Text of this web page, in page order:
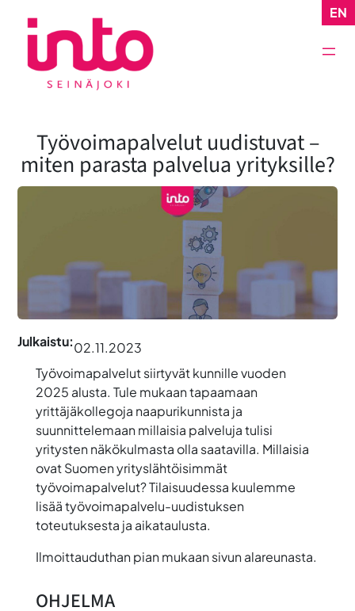
sisältöön
EN
Työvoimapalvelut uudistuvat –
miten parasta palvelua yrityksille?
Julkaistu:02.11.2023
Työvoimapalvelut siirtyvät kunnille vuoden
2025 alusta. Tule mukaan tapaamaan
yrittäjäkollegoja naapurikunnista ja
suunnittelemaan millaisia palveluja tulisi
yritysten näkökulmasta olla saatavilla. Millaisia
ovat Suomen yrityslähtöisimmät
työvoimapalvelut? Tilaisuudessa kuulemme
lisää työvoimapalvelu-uudistuksen
toteutuksesta ja aikataulusta.
Ilmoittauduthan pian mukaan sivun alareunasta.
OHJELMA